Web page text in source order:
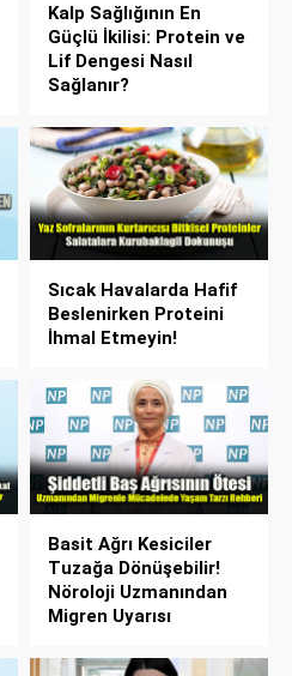
Kalp Sağlığının En
Güçlü İkilisi: Protein ve
Lif Dengesi Nasıl
Sağlanır?
Sıcak Havalarda Hafif
Beslenirken Proteini
İhmal Etmeyin!
Basit Ağrı Kesiciler
Tuzağa Dönüşebilir!
Nöroloji Uzmanından
Migren Uyarısı